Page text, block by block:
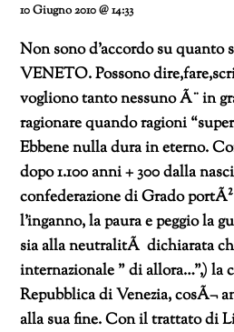
10 Giugno 2010 @ 14:33
Non sono d’accordo su
VENETO.Possono
vogliono tanto nessuno Ã¨ in
ragionare quando ragioni
Ebbene nulla dura in eterno.
dopo 1.100 anni + 300 dalla
confederazione di Grado
l’inganno, la paura e peggio la
sia alla neutralitÃ dichiarata
internazionale ” di allora…”,) la
Repubblica di Venezia,cosÃ¬
alla sua fine. Con il trattato di